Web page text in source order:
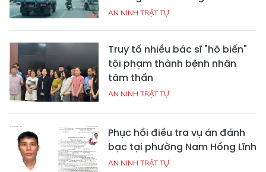
AN NINH TRẬT TỰ
Truy tố nhiều bác sĩ "hô biến"
tội phạm thành bệnh nhân
tâm thần
AN NINH TRẬT TỰ
Phục hồi điều tra vụ án đánh
bạc tại phường Nam Hồng Lĩnh
AN NINH TRẬT TỰ